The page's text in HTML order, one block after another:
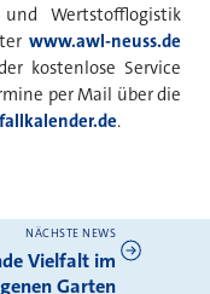
Wertstofflogistik
www.awl-neuss.de
kostenlose Service
per Mail über die
.
NÄCHSTE NEWS
Vielfalt im
Garten